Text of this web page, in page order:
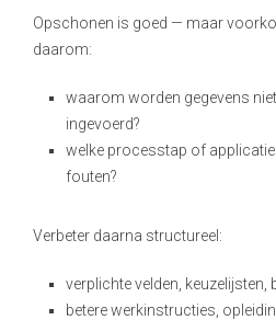
Opschonen is goed — maar
daarom:
waarom worden gegevens
ingevoerd?
welke processtap of
fouten?
Verbeter daarna structureel:
verplichte velden,
betere werkinstructies,